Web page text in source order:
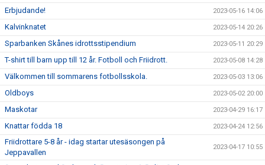
Erbjudande! 2023-05-16 14:06
Kalvinknatet 2023-05-14 20:26
Sparbanken Skånes idrottsstipendium 2023-05-11 20:29
T-shirt till barn upp till 12 år. Fotboll och Friidrott. 2023-05-08 14:28
Välkommen till sommarens fotbollsskola. 2023-05-03 13:06
Oldboys 2023-05-02 20:00
Maskotar 2023-04-29 16:17
Knattar födda 18 2023-04-24 12:56
Friidrottare 5-8 år - idag startar utesäsongen på
Jeppavallen
2023-04-17 10:55